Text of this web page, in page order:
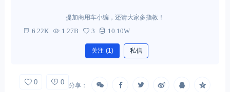
关注 (1) 私信
分享：